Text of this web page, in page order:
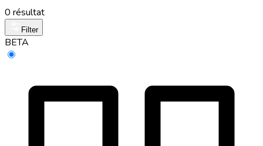
0 résultat
Filter
BETA